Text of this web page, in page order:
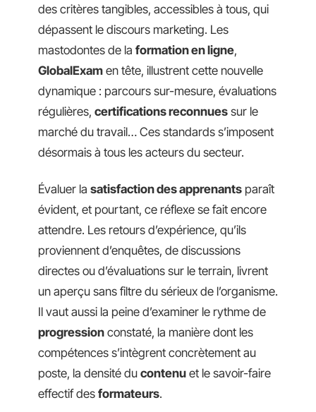
des critères tangibles, accessibles à tous, qui
dépassent le discours marketing. Les
mastodontes de la formation en ligne,
GlobalExam en tête, illustrent cette nouvelle
dynamique : parcours sur-mesure, évaluations
régulières, certifications reconnues sur le
marché du travail… Ces standards s’imposent
désormais à tous les acteurs du secteur.
Évaluer la satisfaction des apprenants paraît
évident, et pourtant, ce réflexe se fait encore
attendre. Les retours d’expérience, qu’ils
proviennent d’enquêtes, de discussions
directes ou d’évaluations sur le terrain, livrent
un aperçu sans filtre du sérieux de l’organisme.
Il vaut aussi la peine d’examiner le rythme de
progression constaté, la manière dont les
compétences s’intègrent concrètement au
poste, la densité du contenu et le savoir-faire
effectif des formateurs.